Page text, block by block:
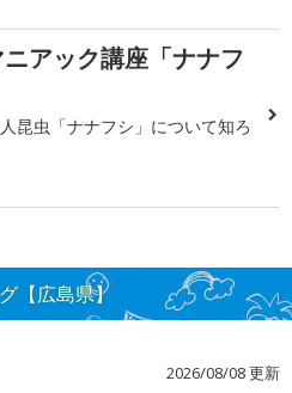
アック講座「ナナフ
昆虫「ナナフシ」について知ろ
【広島県】
2026/08/08 更新